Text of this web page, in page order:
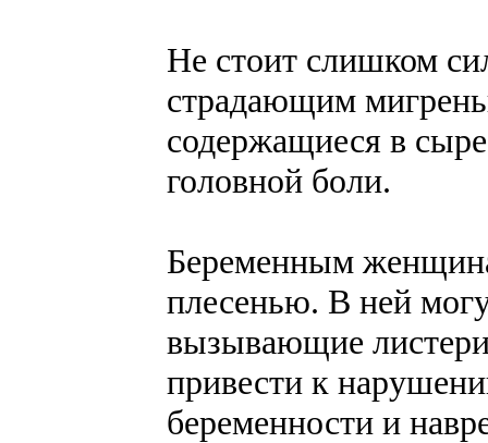
Не стоит слишком
страдающим
содержащиеся в
головной боли.
Беременным
плесенью. В ней
вызывающие
привести к
беременности и